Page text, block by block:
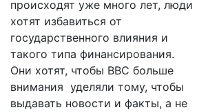
происходят уже много лет, люди
хотят избавиться от
государственного влияния и
такого типа финансирования.
Они хотят, чтобы BBC больше
внимания уделяли тому, чтобы
выдавать новости и факты, а не